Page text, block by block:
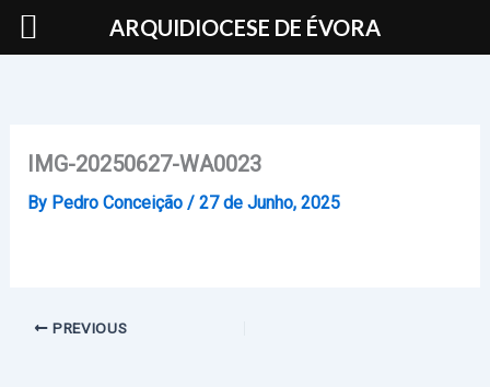
Skip
IMG-20250627-WA0023
By Pedro Conceição / 27 de Junho, 2025
PREVIOUS
ARQUIDIOCESE DE ÉVORA